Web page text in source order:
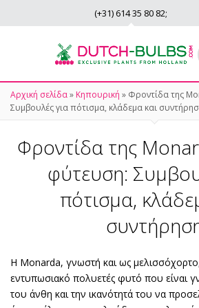
(+31) 614 35 80 82;
Αρχική σελίδα» Κηπουρική » Φροντίδα της
Συμβουλές για πότισμα, κλάδεμα και
Φροντίδα της
φύτευση:
πότισμα,
Η Monarda, γνωστή και ως μελισσόχορτο,
εντυπωσιακό πολυετές φυτό που είναι
του άνθη και την ικανότητά του να